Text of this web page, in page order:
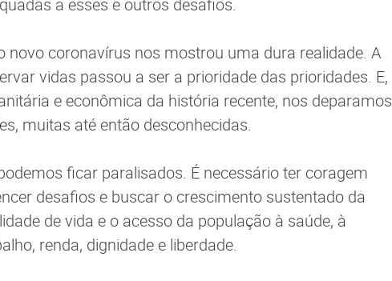
a esses e outros desafios.
novo coronavírus nos mostrou uma dura realidade. A
vidas passou a ser a prioridade das prioridades. E,
e econômica da história recente, nos deparamos
muitas até então desconhecidas.
ficar paralisados. É necessário ter coragem
desafios e buscar o crescimento sustentado da
de vida e o acesso da população à saúde, à
renda, dignidade e liberdade.